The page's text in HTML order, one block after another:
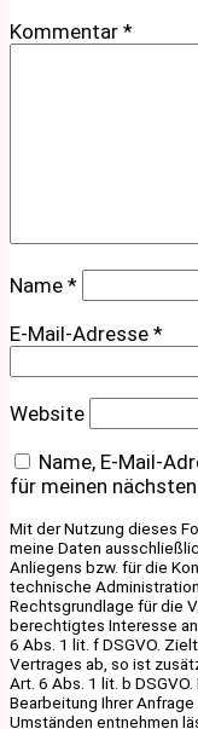
Kommentar *
Name *
E-Mail-Adresse *
Website
Name, E-Mail-
für meinen
Mit der Nutzung dieses
meine Daten
Anliegens bzw. für die
technische
Rechtsgrundlage für die
berechtigtes Interesse
6 Abs. 1 lit. f DSGVO.
Vertrages ab, so ist
Art. 6 Abs. 1 lit. b
Bearbeitung Ihrer
Umständen entnehmen